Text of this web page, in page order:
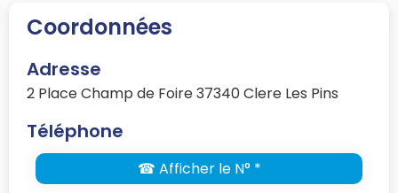
Coordonnées
Adresse
2 Place Champ de Foire 37340 Clere Les Pins
Téléphone
☎ Afficher le N° *